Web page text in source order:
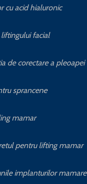
cu acid hialuronic
facial
de corectare a pleoapei
sprancene
mamar
pentru lifting mamar
implanturilor mamare